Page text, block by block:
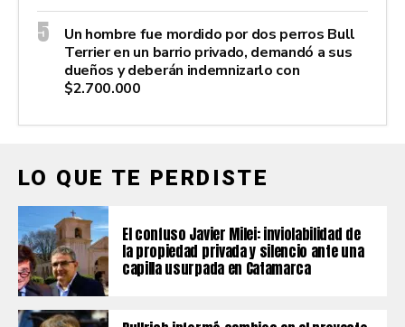
Un hombre fue mordido por dos perros Bull
Terrier en un barrio privado, demandó a sus
dueños y deberán indemnizarlo con
$2.700.000
LO QUE TE PERDISTE
El confuso Javier Milei: inviolabilidad de
la propiedad privada y silencio ante una
capilla usurpada en Catamarca